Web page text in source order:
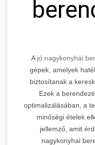
A jó nagykonyhai
gépek, amelyek
biztosítanak a
Ezek a
optimalizálásában, a
minőségi ételek
jellemző, amit
nagykonyhai